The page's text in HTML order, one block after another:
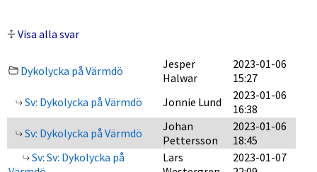
Visa alla svar
Dykolycka på Värmdö
Jesper
Halwar
2023-01-06
15:27
Sv: Dykolycka på Värmdö
Jonnie Lund
2023-01-06
16:38
Sv: Dykolycka på Värmdö
Johan
Pettersson
2023-01-06
18:45
Sv: Sv: Dykolycka på
Lars
2023-01-07